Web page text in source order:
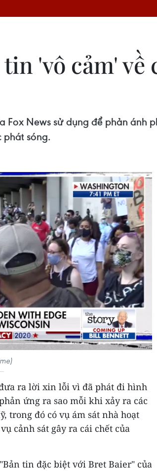
'vô cảm' về
Fox News sử dụng để phản ánh
sóng.
ra lời xin lỗi vì đã phát đi hình
ứng ra sao mỗi khi xảy ra các
trong đó có vụ ám sát nhà hoạt
cảnh sát gây ra cái chết của
tin đặc biệt với Bret Baier" của